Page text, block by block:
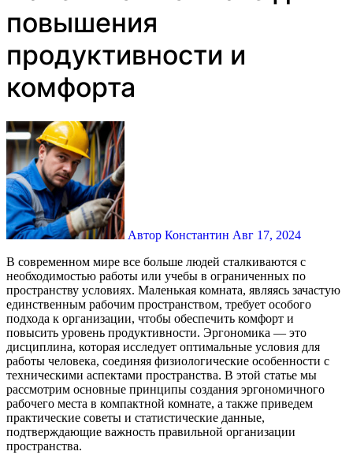
повышения
продуктивности и
комфорта
Автор Константин Авг 17, 2024
В современном мире все больше людей сталкиваются с
необходимостью работы или учебы в ограниченных по
пространству условиях. Маленькая комната, являясь зачастую
единственным рабочим пространством, требует особого
подхода к организации, чтобы обеспечить комфорт и
повысить уровень продуктивности. Эргономика — это
дисциплина, которая исследует оптимальные условия для
работы человека, соединяя физиологические особенности с
техническими аспектами пространства. В этой статье мы
рассмотрим основные принципы создания эргономичного
рабочего места в компактной комнате, а также приведем
практические советы и статистические данные,
подтверждающие важность правильной организации
пространства.